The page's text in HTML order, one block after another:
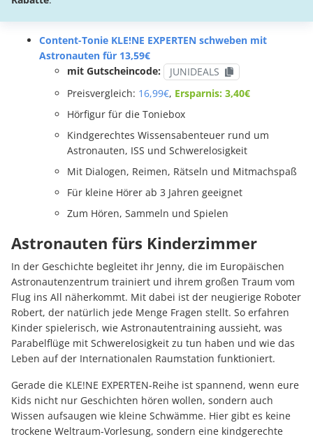
Content-Tonie KLE!NE EXPERTEN schweben mit
Astronauten für 13,59€
mit Gutscheincode:
JUNIDEALS
Preisvergleich: 16,99€, Ersparnis: 3,40€
Hörfigur für die Toniebox
Kindgerechtes Wissensabenteuer rund um
Astronauten, ISS und Schwerelosigkeit
Mit Dialogen, Reimen, Rätseln und Mitmachspaß
Für kleine Hörer ab 3 Jahren geeignet
Zum Hören, Sammeln und Spielen
Astronauten fürs Kinderzimmer
In der Geschichte begleitet ihr Jenny, die im Europäischen
Astronautenzentrum trainiert und ihrem großen Traum vom
Flug ins All näherkommt. Mit dabei ist der neugierige Roboter
Robert, der natürlich jede Menge Fragen stellt. So erfahren
Kinder spielerisch, wie Astronautentraining aussieht, was
Parabelflüge mit Schwerelosigkeit zu tun haben und wie das
Leben auf der Internationalen Raumstation funktioniert.
Gerade die KLE!NE EXPERTEN-Reihe ist spannend, wenn eure
Kids nicht nur Geschichten hören wollen, sondern auch
Wissen aufsaugen wie kleine Schwämme. Hier gibt es keine
trockene Weltraum-Vorlesung, sondern eine kindgerechte